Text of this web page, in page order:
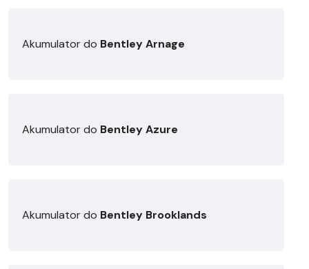
Akumulator do Bentley Arnage
Akumulator do Bentley Azure
Akumulator do Bentley Brooklands